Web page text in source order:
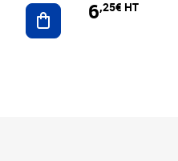
Ajouter au panier
6,25€ HT